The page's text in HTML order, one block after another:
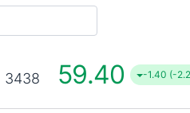
3438 59.40 -1.40 (-